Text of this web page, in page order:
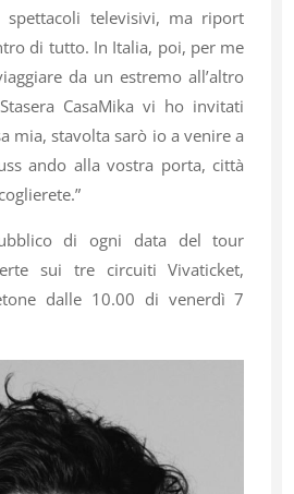
televisivi, ma riport
di tutto. In Italia, poi, per me
da un estremo all’altro
CasaMika vi ho invitati
mia, stavolta sarò io a venire a
ando alla vostra porta, città
di ogni data del tour
sui tre circuiti Vivaticket,
dalle 10.00 di venerdì 7